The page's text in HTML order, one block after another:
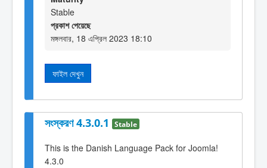
Stable
প্রকাশ পেয়েছে
মঙ্গলবার, 18 এপ্রিল 2023 18:10
ফাইল দেখুন
সংস্করণ 4.3.0.1 Stable
This is the Danish Language Pack for Joomla!
4.3.0